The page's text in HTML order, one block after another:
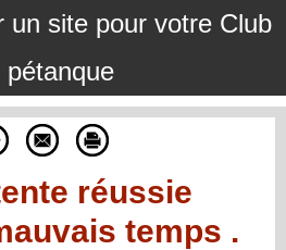
un site pour votre Club
pétanque
réussie
temps .